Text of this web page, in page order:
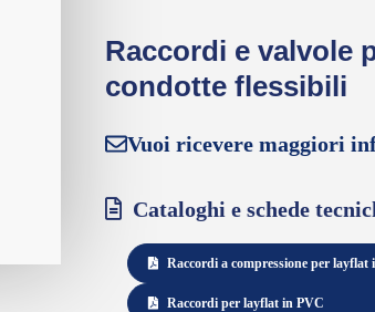
Raccordi e valvole
condotte flessibili
Vuoi ricevere maggiori
Cataloghi e schede
Raccordi a compressione per layflat
Raccordi per layflat in PVC